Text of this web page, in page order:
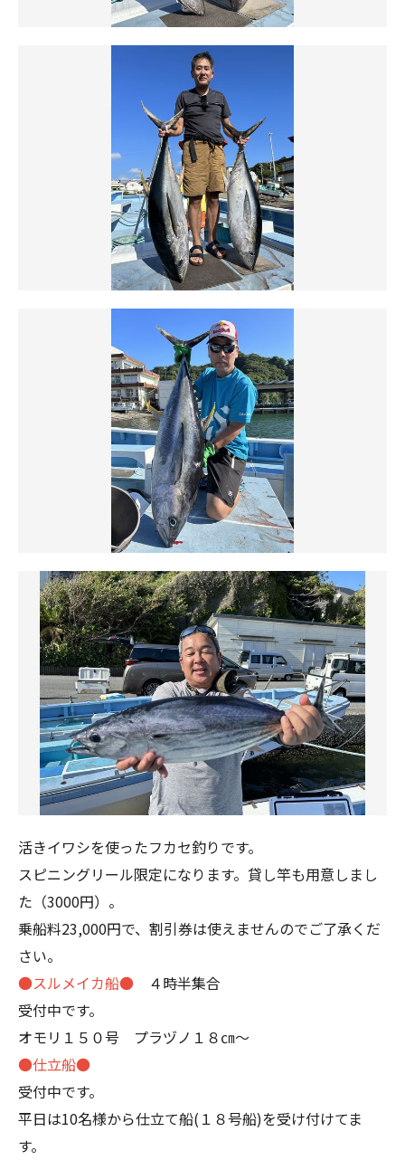
活きイワシを使ったフカセ釣りです。
スピニングリール限定になります。貸し竿も用意しまし
た（3000円）。
乗船料23,000円で、割引券は使えませんのでご了承くだ
さい。
●スルメイカ船● ４時半集合
受付中です。
オモリ１５０号 プラヅノ１８㎝～
●仕立船●
受付中です。
平日は10名様から仕立て船(１８号船)を受け付けてま
す。